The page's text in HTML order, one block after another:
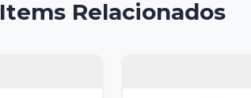
Items Relacionados